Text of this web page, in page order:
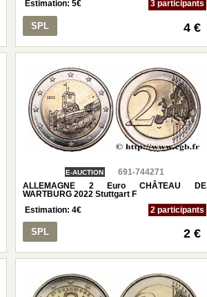
Estimation:5€ 3 participants
SPL 4 €
E-AUCTION
691-744271
ALLEMAGNE 2 Euro CHÂTEAU DE
WARTBURG 2022 Stuttgart F
Estimation:4€ 2 participants
SPL 2 €